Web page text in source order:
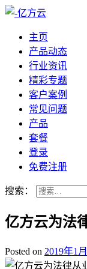
主页
产品动态
行业资讯
精彩专题
客户案例
常见问题
产品
套餐
登录
免费注册
搜索：
亿方云为法
Posted on 2019年1